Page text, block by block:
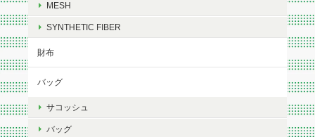
MESH
SYNTHETIC FIBER
財布
バッグ
サコッシュ
バッグ